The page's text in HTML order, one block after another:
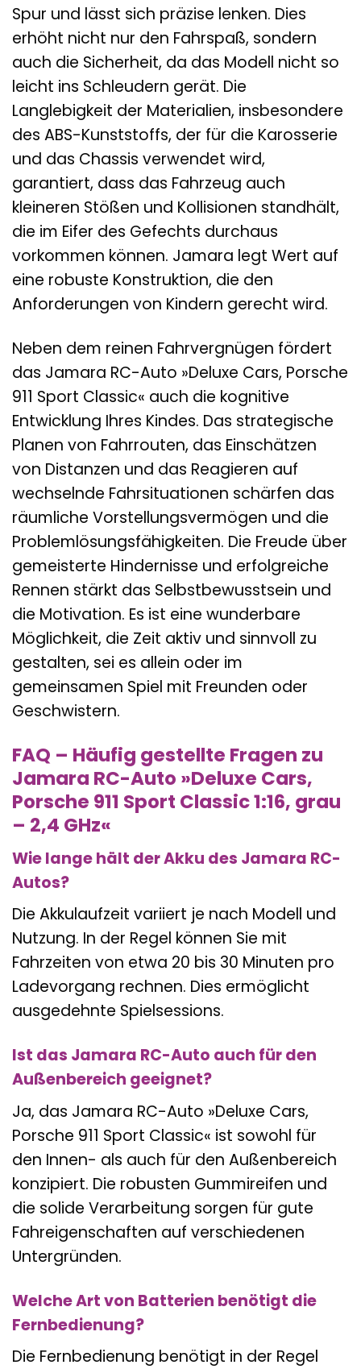
Spur und lässt sich präzise lenken. Dies
erhöht nicht nur den Fahrspaß, sondern
auch die Sicherheit, da das Modell nicht so
leicht ins Schleudern gerät. Die
Langlebigkeit der Materialien, insbesondere
des ABS-Kunststoffs, der für die Karosserie
und das Chassis verwendet wird,
garantiert, dass das Fahrzeug auch
kleineren Stößen und Kollisionen standhält,
die im Eifer des Gefechts durchaus
vorkommen können. Jamara legt Wert auf
eine robuste Konstruktion, die den
Anforderungen von Kindern gerecht wird.
Neben dem reinen Fahrvergnügen fördert
das Jamara RC-Auto »Deluxe Cars, Porsche
911 Sport Classic« auch die kognitive
Entwicklung Ihres Kindes. Das strategische
Planen von Fahrrouten, das Einschätzen
von Distanzen und das Reagieren auf
wechselnde Fahrsituationen schärfen das
räumliche Vorstellungsvermögen und die
Problemlösungsfähigkeiten. Die Freude über
gemeisterte Hindernisse und erfolgreiche
Rennen stärkt das Selbstbewusstsein und
die Motivation. Es ist eine wunderbare
Möglichkeit, die Zeit aktiv und sinnvoll zu
gestalten, sei es allein oder im
gemeinsamen Spiel mit Freunden oder
Geschwistern.
FAQ – Häufig gestellte Fragen zu
Jamara RC-Auto »Deluxe Cars,
Porsche 911 Sport Classic 1:16, grau
– 2,4 GHz«
Wie lange hält der Akku des Jamara RC-
Autos?
Die Akkulaufzeit variiert je nach Modell und
Nutzung. In der Regel können Sie mit
Fahrzeiten von etwa 20 bis 30 Minuten pro
Ladevorgang rechnen. Dies ermöglicht
ausgedehnte Spielsessions.
Ist das Jamara RC-Auto auch für den
Außenbereich geeignet?
Ja, das Jamara RC-Auto »Deluxe Cars,
Porsche 911 Sport Classic« ist sowohl für
den Innen- als auch für den Außenbereich
konzipiert. Die robusten Gummireifen und
die solide Verarbeitung sorgen für gute
Fahreigenschaften auf verschiedenen
Untergründen.
Welche Art von Batterien benötigt die
Fernbedienung?
Die Fernbedienung benötigt in der Regel